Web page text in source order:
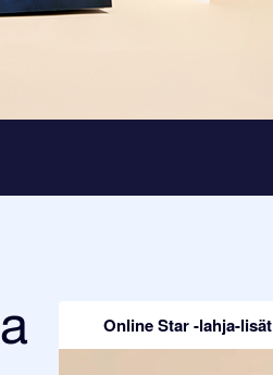
Online Star -lahja-lisät